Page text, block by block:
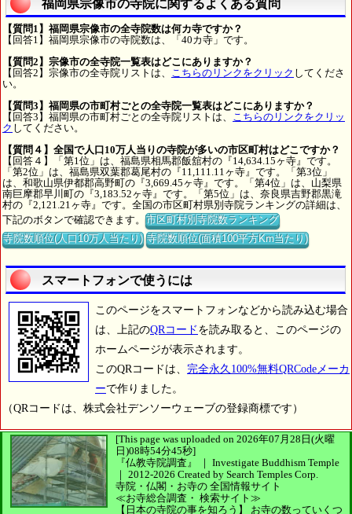
福岡県宗像市の寺院に関するよくある質問
【質問1】福岡県宗像市の全寺院数は何カ寺ですか？
【回答1】福岡県宗像市の寺院数は、「40カ寺」です。
【質問2】宗像市の全寺院一覧表はどこにありますか？
【回答2】宗像市の全寺院リストは、
こちらのリンクをクリック してくださ
い。
【質問3】福岡県の市町村ごとの全寺院一覧表はどこにありますか？
【回答3】福岡県の市町村ごとの全寺院リストは、
こちらのリンクをクリッ
ク してください。
【質問４】全国で人口10万人当りの寺院が多いの市区町村はどこですか？
【回答４】「第1位」は、福島県相馬郡飯舘村の『14,634.15ヶ寺』です。
「第2位」は、福島県双葉郡葛尾村の『11,111.11ヶ寺』です。「第3位」
は、和歌山県伊都郡高野町の『3,669.45ヶ寺』です。「第4位」は、山梨県
南巨摩郡早川町の『3,183.52ヶ寺』です。「第5位」は、奈良県吉野郡黒滝
村の『2,121.21ヶ寺』です。全国の市区町村県別寺院ランキングの詳細は、
下記のボタンで確認できます。市区町村別寺院数ランキング
寺院数順位(人口10万人当たり) 寺院数順位(面積100平方Km当たり)
スマートフォンで使うには
このページをスマートフォンなどから読み込む場合
は、上記のQRコード を読み取ると、このページの
ホームページが表示されます。
このQRコードは、 完全永久100%無料QRCodeメーカ
ーで作りました。
（QRコードは、株式会社デンソーウェーブの登録商標です）
[This page was uploaded on 2026年07月28日(火曜
日)08時54分45秒]
『仏教寺院調査』 ｜ Investigate Buddhism Temple
｜ 2012-2026 Created by Search Temples Corp.
寺院・仏閣・お寺の 全国情報サイト
≪お寺総合調査・ 検索サイト≫
【日本の寺院の事を知ろう】
お寺の数っていくつ